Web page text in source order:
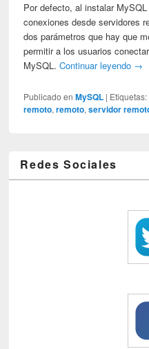
Por defecto, al instalar
conexiones desde servidores
dos parámetros que hay que
permitir a los usuarios
MySQL.Continuar leyendo →
Publicado en MySQL | Etiquetas:
remoto,remoto,servidor
Redes Sociales